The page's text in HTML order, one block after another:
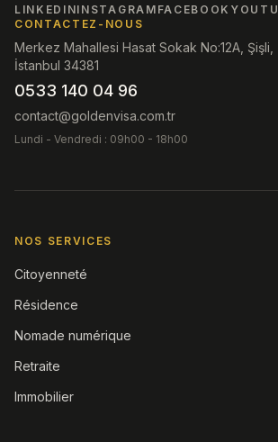
LINKEDININSTAGRAM FACEBOOK
CONTACTEZ-NOUS
Merkez Mahallesi Hasat Sokak No:12A, Şişli,
İstanbul 34381
0533 140 04 96
contact@goldenvisa.com.tr
Lundi - Vendredi : 09h00 - 18h00
NOS SERVICES
Citoyenneté
Résidence
Nomade numérique
Retraite
Immobilier